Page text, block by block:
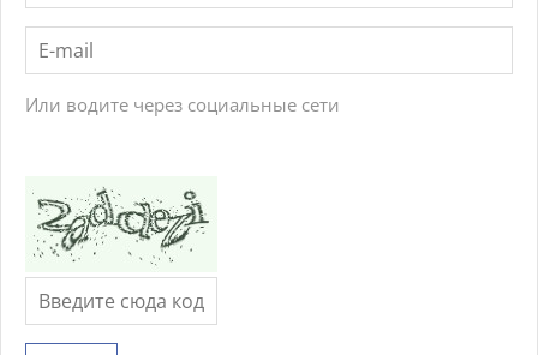
Или водите через социальные сети